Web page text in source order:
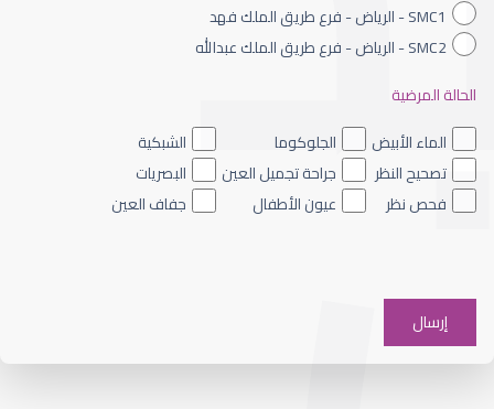
الماء الأزرق داخل العين
SMC1 - الرياض - فرع طريق الملك فهد
SMC2 - الرياض - فرع طريق الملك عبدالله
الحالة المرضية
الماء الأبيض
الجلوكوما
الشبكية
تصحيح النظر
جراحة تجميل العين
البصريات
فحص نظر
عيون الأطفال جفاف العين